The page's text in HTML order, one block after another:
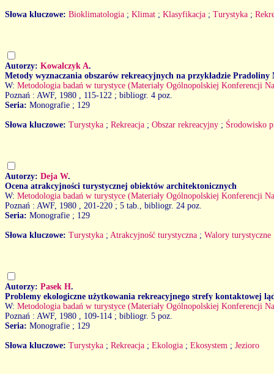
Słowa kluczowe: Bioklimatologia ; Klimat ; Klasyfikacja ; Turystyka ;
Autorzy: Kowalczyk A.
Metody wyznaczania obszarów rekreacyjnych na przykładzie Pradoliny
W: Metodologia badań w turystyce (Materiały Ogólnopolskiej Konferencji
Poznań : AWF, 1980
, 115-122 ; bibliogr. 4 poz.
Seria: Monografie ; 129
Słowa kluczowe: Turystyka ; Rekreacja ; Obszar rekreacyjny ; Środowisko
Autorzy: Deja W.
Ocena atrakcyjności turystycznej obiektów architektonicznych
W: Metodologia badań w turystyce (Materiały Ogólnopolskiej Konferencji
Poznań : AWF, 1980
, 201-220 ; 5 tab., bibliogr. 24 poz.
Seria: Monografie ; 129
Słowa kluczowe: Turystyka ; Atrakcyjność turystyczna ; Walory turystyczne
Autorzy: Pasek H.
Problemy ekologiczne użytkowania rekreacyjnego strefy kontaktowej
W: Metodologia badań w turystyce (Materiały Ogólnopolskiej Konferencji
Poznań : AWF, 1980
, 109-114 ; bibliogr. 5 poz.
Seria: Monografie ; 129
Słowa kluczowe: Turystyka ; Rekreacja ; Ekologia ; Ekosystem ; Jezioro